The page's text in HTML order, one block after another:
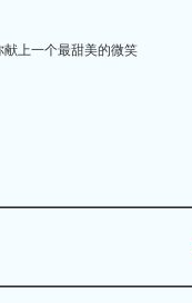
献上一个最甜美的微笑